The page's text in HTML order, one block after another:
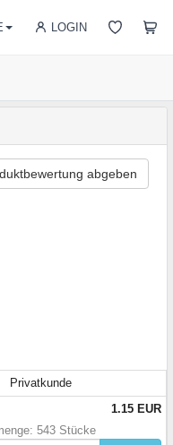
LOGIN
abgeben
Privatkunde
1.15 EUR
543 Stücke